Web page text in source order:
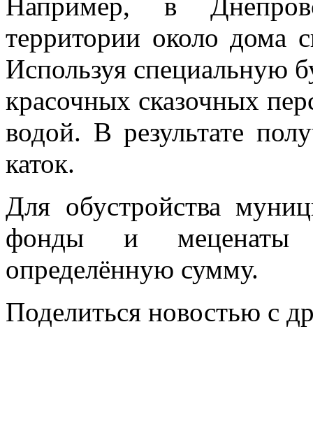
территории около дома
Используя специальную
красочных сказочных
водой. В результате
каток.
Для обустройства
фонды и меценаты
определённую сумму.
Поделиться новостью с